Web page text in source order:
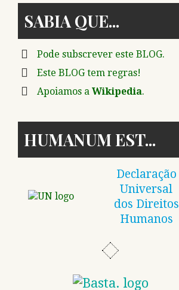
SABIA QUE
Pode subscrever este BLOG.
Este BLOG tem regras!
Apoiamos a Wikipedia.
HUMANUM EST
Declaração
Universal
dos Direitos
Humanos